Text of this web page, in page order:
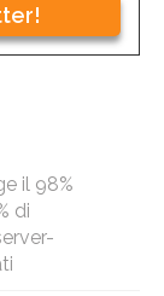
il 98%
di